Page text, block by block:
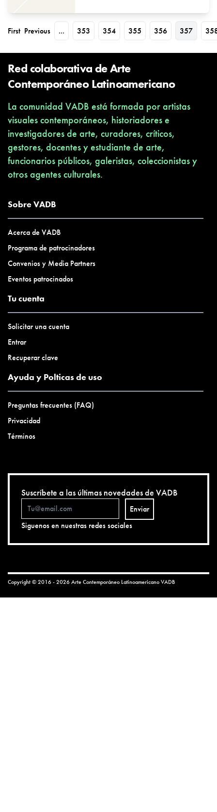
First Previous ... 353 354 355 356 357
Red colaborativa de Arte
Contemporáneo Latinoamericano
La comunidad VADB está formada por artistas
visuales contemporáneos, historiadores e
investigadores de arte, curadores, críticos,
gestores, docentes y estudiante de arte,
funcionarios públicos, galeristas, coleccionistas y
otros agentes culturales.
Sobre VADB
Acerca de VADB
Programa de patrocinadores
Convenios y Media Partners
Eventos patrocinados
Tu cuenta
Solicitar una cuenta
Entrar
Recuperar clave
Ayuda y Polticas de uso
Preguntas frecuentes (FAQ)
Privacidad
Términos
Suscríbete a las últimas novedades de VADB
Enviar
Siguenos en nuestras redes sociales
Copyright © 2016 - 2026 Arte Contemporáneo LatinoamericanoVADB